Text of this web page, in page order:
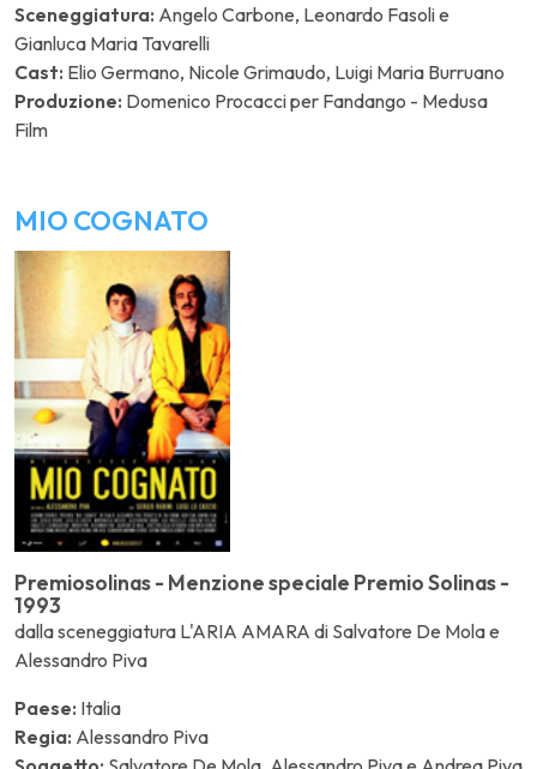
Sceneggiatura: Angelo Carbone, Leonardo Fasoli e
Gianluca Maria Tavarelli
Cast: Elio Germano, Nicole Grimaudo, Luigi Maria Burruano
Produzione: Domenico Procacci per Fandango - Medusa
Film
MIO COGNATO
Premiosolinas - Menzione speciale Premio Solinas -
1993
dalla sceneggiatura L'ARIA AMARA di Salvatore De Mola e
Alessandro Piva
Paese: Italia
Regia: Alessandro Piva